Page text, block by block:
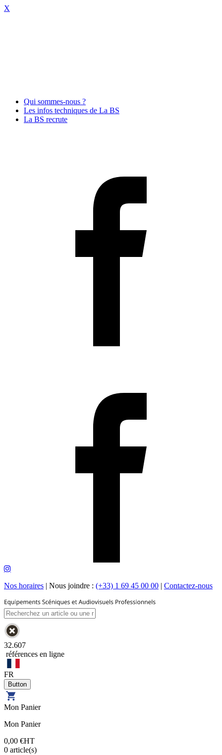
X
Qui sommes-nous ?
Les infos techniques de La BS
La BS recrute
Nos horaires | Nous joindre : (+33) 1 69 45 00 00 | Contactez-nous
32.607
références en ligne
FR
Mon Panier
Mon Panier
0,00 €HT
0 article(s)